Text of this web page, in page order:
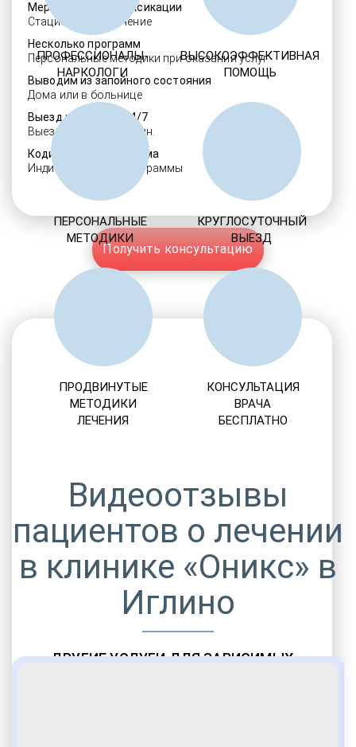
Мероприятия детоксикации
Стационарное лечение
Несколько программ
Персональные методики при оказании услуг
Выводим из запойного состояния
Дома или в больнице
Выезд нарколога 24/7
Выезд в течение 30 мин.
Кодировка алкоголизма
Индивидуальные программы
Получить консультацию
ДРУГИЕ УСЛУГИ ДЛЯ ЗАВИСИМЫХ
ПРОФЕССИОНАЛЫ-
НАРКОЛОГИ
ВЫСОКОЭФФЕКТИВНАЯ
ПОМОЩЬ
ПЕРСОНАЛЬНЫЕ
МЕТОДИКИ
КРУГЛОСУТОЧНЫЙ
ВЫЕЗД
ПРОДВИНУТЫЕ
МЕТОДИКИ
ЛЕЧЕНИЯ
КОНСУЛЬТАЦИЯ
ВРАЧА
БЕСПЛАТНО
Видеоотзывы
пациентов о лечении
в клинике «Оникс» в
Иглино